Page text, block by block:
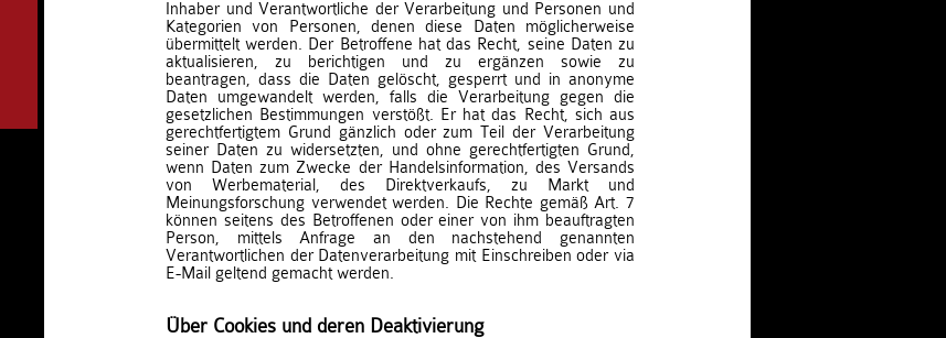
Inhaber und Verantwortliche der Verarbeitung und Personen und
Kategorien von Personen, denen diese Daten möglicherweise
übermittelt werden. Der Betroffene hat das Recht, seine Daten zu
aktualisieren, zu berichtigen und zu ergänzen sowie zu
beantragen, dass die Daten gelöscht, gesperrt und in anonyme
Daten umgewandelt werden, falls die Verarbeitung gegen die
gesetzlichen Bestimmungen verstößt. Er hat das Recht, sich aus
gerechtfertigtem Grund gänzlich oder zum Teil der Verarbeitung
seiner Daten zu widersetzten, und ohne gerechtfertigten Grund,
wenn Daten zum Zwecke der Handelsinformation, des Versands
von Werbematerial, des Direktverkaufs, zu Markt und
Meinungsforschung verwendet werden. Die Rechte gemäß Art. 7
können seitens des Betroffenen oder einer von ihm beauftragten
Person, mittels Anfrage an den nachstehend genannten
Verantwortlichen der Datenverarbeitung mit Einschreiben oder via
E-Mail geltend gemacht werden.
Über Cookies und deren Deaktivierung